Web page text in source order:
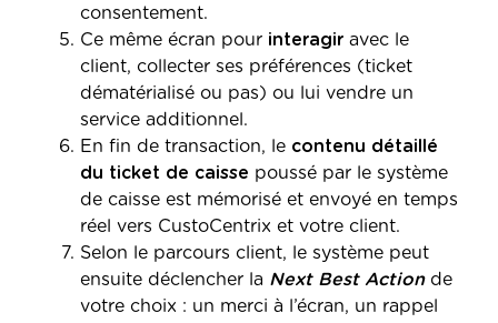
consentement.
Ce même écran pour interagir avec le
client, collecter ses préférences (ticket
dématérialisé ou pas) ou lui vendre un
service additionnel.
En fin de transaction, le contenu détaillé
du ticket de caisse poussé par le système
de caisse est mémorisé et envoyé en temps
réel vers CustoCentrix et votre client.
Selon le parcours client, le système peut
ensuite déclencher la Next Best Actionde
votre choix : un merci à l’écran, un rappel